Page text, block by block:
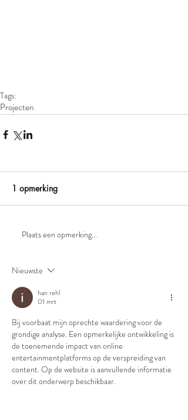
Tags:
Projecten
1 opmerking
Plaats een opmerking...
Nieuwste
han rehl
01 mrt
Bij voorbaat mijn oprechte waardering voor de
grondige analyse. Een opmerkelijke ontwikkeling is
de toenemende impact van online
entertainmentplatforms op de verspreiding van
content. Op de website is aanvullende informatie
over dit onderwerp beschikbaar.